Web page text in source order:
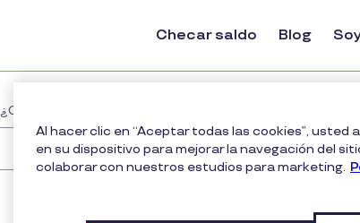
Checar saldo Blog
¿Cuánto tiempo tarda la emisión y entrega de las
Al hacer clic en “Aceptar todas las cookies”, usted
en su dispositivo para mejorar la navegación del
colaborar con nuestros estudios para marketing.